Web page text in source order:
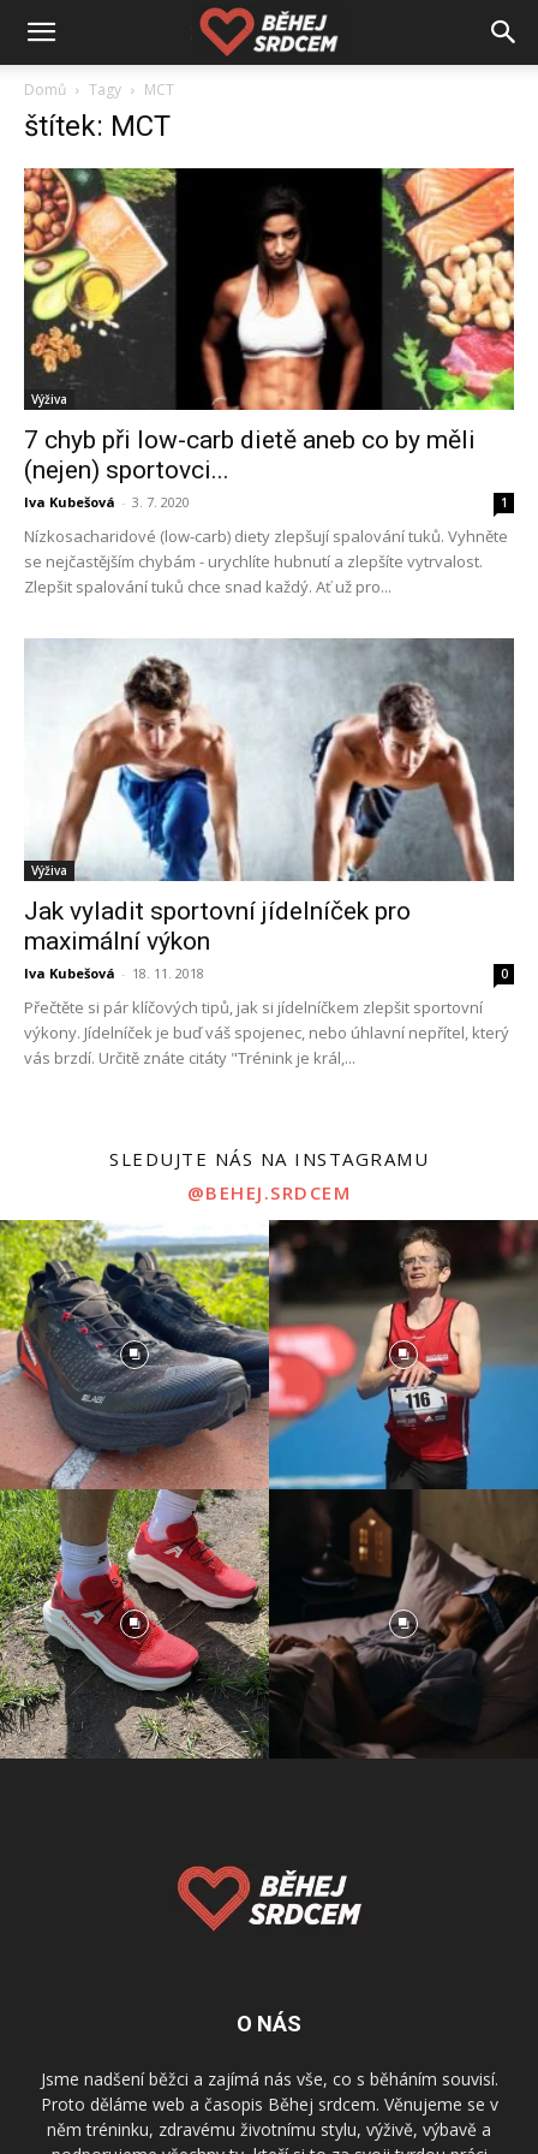
Domů Tagy MCT
štítek: MCT
Výživa
7 chyb při low-carb dietě aneb co by měli
(nejen) sportovci...
Iva Kubešová - 3. 7. 2020 1
Nízkosacharidové (low-carb) diety zlepšují spalování tuků. Vyhněte
se nejčastějším chybám - urychlíte hubnutí a zlepšíte vytrvalost.
Zlepšit spalování tuků chce snad každý. Ať už pro...
Výživa
Jak vyladit sportovní jídelníček pro
maximální výkon
Iva Kubešová - 18. 11. 2018 0
Přečtěte si pár klíčových tipů, jak si jídelníčkem zlepšit sportovní
výkony. Jídelníček je buď váš spojenec, nebo úhlavní nepřítel, který
vás brzdí. Určitě znáte citáty "Trénink je král,...
SLEDUJTE NÁS NA INSTAGRAMU
@BEHEJ.SRDCEM
O NÁS
Jsme nadšení běžci a zajímá nás vše, co s běháním souvisí.
Proto děláme web a časopis Běhej srdcem. Věnujeme se v
něm tréninku, zdravému životnímu stylu, výživě, výbavě a